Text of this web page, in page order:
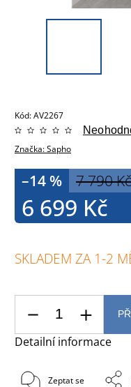
Kód:AV2267
Značka:Sapho
7 790 Kč
–14 %
6 699 Kč
SKLADEM ZA 1-2
Detailní informace
Zeptat se